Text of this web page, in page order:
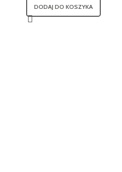
DODAJ DO KOSZYKA